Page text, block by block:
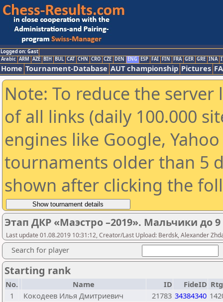
Logged on: Gast
Arabic ARM AZE BIH BUL CAT CHN CRO CZE DEN ENG ESP FAI FIN FRA GER GRE INA
Home Tournament-Database AUT championship Pictures
Note: To reduce the
of all links (daily 100.000
engines like Google,
tournaments older than 5
shown after clicking the
Этап ДКР «Маэстро –2019». Мальчики до 9
Last update 01.08.2019 10:31:12, Creator/Last Upload: Berdsk, Alexander
Search for player
Starting rank
No. Name ID FideID
1
Кокодеев Илья Дмитриевич 21783 34384340